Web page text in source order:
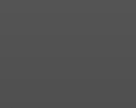
мошенничеств
ЗАДЕРЖАЛИ МУЖЧИНУ,
НОМЕР В ГОСТИНИЦЕ